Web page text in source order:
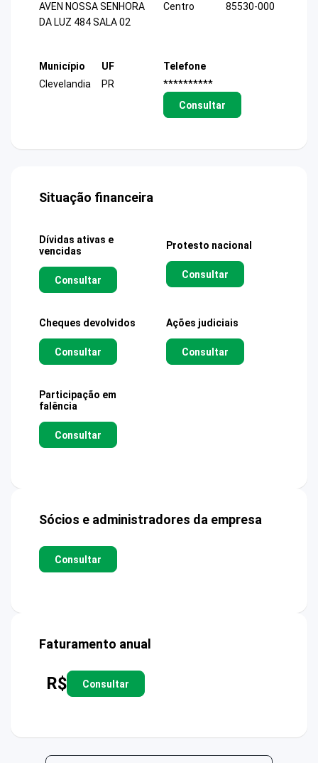
AVEN NOSSA SENHORA
DA LUZ 484 SALA 02
Centro
85530-000
Município
Clevelandia
UF
PR
Telefone
**********
Consultar
Situação financeira
Dívidas ativas e
vencidas
Consultar
Protesto nacional
Consultar
Cheques devolvidos
Consultar
Ações judiciais
Consultar
Participação em
falência
Consultar
Sócios e administradores da empresa
Consultar
Faturamento anual
R$ Consultar